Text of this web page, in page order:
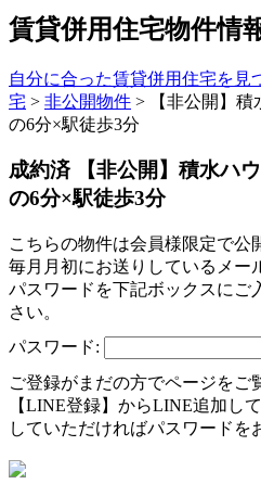
賃貸併用住宅物件情
自分に合った賃貸併用住宅を見
宅 > 非公開物件 >
【非公開】
の6分×駅徒歩3分
成約済 【非公開】積水ハ
の6分×駅徒歩3分
こちらの物件は会員様限定で公
毎月月初にお送りしているメー
パスワードを下記ボックスにご
さい。
パスワード:
ご登録がまだの方でページをご
【LINE登録】からLINE追加し
していただければパスワードを